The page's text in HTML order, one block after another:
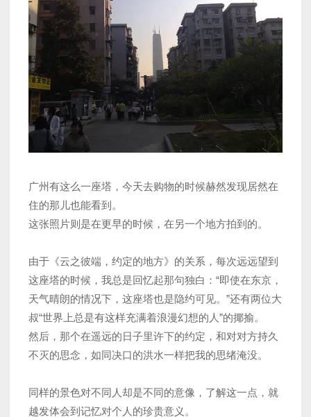
广州有这么一座塔，今天去购物的时候赫然发现居然在
住的那儿也能看到。
这张照片则是在更早的时候，在另一个地方拍到的。
由于《云之彼端，约定的地方》的关系，每次远远望到
这座塔的时候，我总是回忆起那句独白：“即使在东京，
天气晴朗的情况下，这座塔也是隐约可见。”还有两位大
叔“世界上总是有这样充满着浪漫幻想的人”的揶揄。
然后，那个在遥远的日子里许下的约定，和对对方持久
不灭的思念，如同决口的洪水一样把我的思绪淹没。
同样的景色对不同人却是不同的意像，了解这一点，就
越发体会到记忆对个人的珍贵意义。